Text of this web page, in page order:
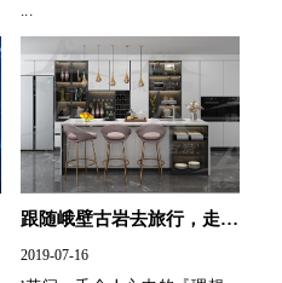
...
跟随峨壁古岩去旅行，走进
心灵感悟的港湾--『理想居
2019-07-16